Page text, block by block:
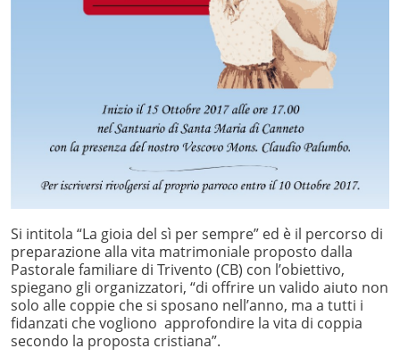
Si intitola “La gioia del sì per sempre” ed è il percorso di
preparazione alla vita matrimoniale proposto dalla
Pastorale familiare di Trivento (CB) con l’obiettivo,
spiegano gli organizzatori, “di offrire un valido aiuto non
solo alle coppie che si sposano nell’anno, ma a tutti i
fidanzati che vogliono approfondire la vita di coppia
secondo la proposta cristiana”.